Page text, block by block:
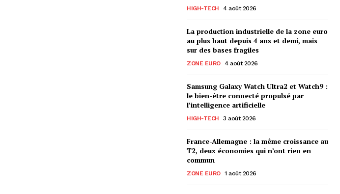
HIGH-TECH 4 août 2026
La production industrielle de la zone euro
au plus haut depuis 4 ans et demi, mais
sur des bases fragiles
ZONE EURO 4 août 2026
Samsung Galaxy Watch Ultra2 et Watch9 :
le bien-être connecté propulsé par
l’intelligence artificielle
HIGH-TECH 3 août 2026
France-Allemagne : la même croissance au
T2, deux économies qui n’ont rien en
commun
ZONE EURO 1 août 2026